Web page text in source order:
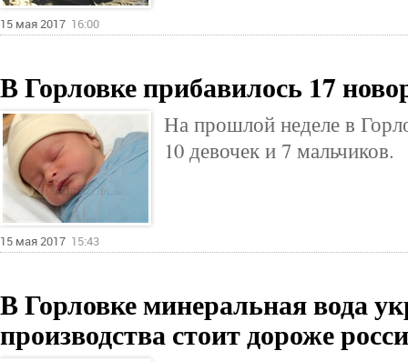
15 мая 2017 16:00
В Горловке прибавилось 17
На прошлой неделе в
10 девочек и 7 мальчиков.
15 мая 2017 15:43
В Горловке минеральная вода
производства стоит дороже